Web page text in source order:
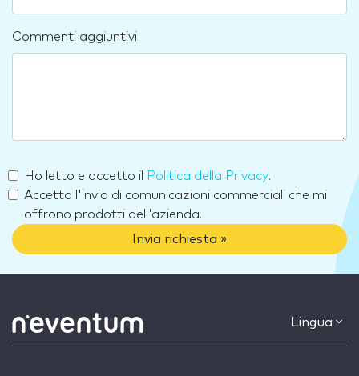
Commenti aggiuntivi
Ho letto e accetto il Politica della Privacy.
Accetto l'invio di comunicazioni commerciali che mi
offrono prodotti dell'azienda.
Invia richiesta »
Lingua